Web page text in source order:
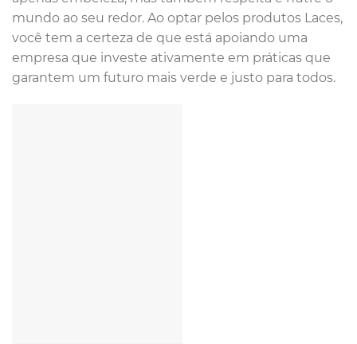
mundo ao seu redor. Ao optar pelos produtos Laces,
você tem a certeza de que está apoiando uma
empresa que investe ativamente em práticas que
garantem um futuro mais verde e justo para todos.